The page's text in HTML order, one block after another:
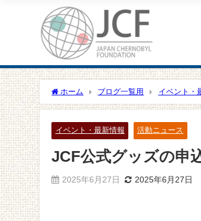
ホーム ブログ一覧用 イベント・
イベント・最新情報 活動ニュース
JCF公式グッズの申
2025年6月27日 2025年6月27日